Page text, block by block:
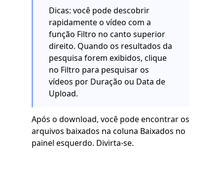
Dicas: você pode descobrir
rapidamente o vídeo com a
função Filtro no canto superior
direito. Quando os resultados da
pesquisa forem exibidos, clique
no Filtro para pesquisar os
vídeos por Duração ou Data de
Upload.
Após o download, você pode encontrar os
arquivos baixados na coluna Baixados no
painel esquerdo. Divirta-se.